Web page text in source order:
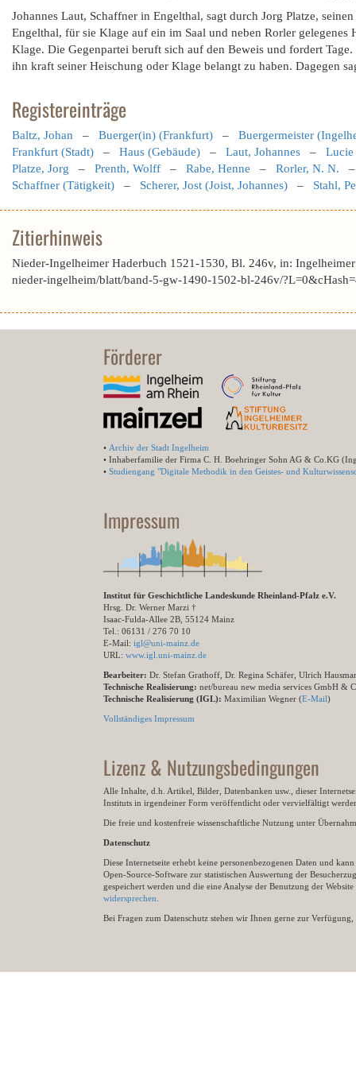
Johannes Laut, Schaffner in Engelthal, sagt durch Jorg Platze,
Engelthal, für sie Klage auf ein im Saal und neben Rorler
Klage. Die Gegenpartei beruft sich auf den Beweis und fordert
ihn kraft seiner Heischung oder Klage belangt zu haben. Dagegen
Registereinträge
Baltz, Johan – Buerger(in) (Frankfurt) – Buergermeister
Frankfurt (Stadt) – Haus (Gebäude) – Laut, Johannes –
Platze, Jorg – Prenth, Wolff – Rabe, Henne – Rorler, N. N.
Schaffner (Tätigkeit) – Scherer, Jost (Joist, Johannes) – Stahl,
Zitierhinweis
Nieder-Ingelheimer Haderbuch 1521-1530, Bl. 246v, in:
nieder-ingelheim/blatt/band-5-gw-1490-1502-bl-246v/
Förderer
• Archiv der Stadt Ingelheim
• Inhaberfamilie der Firma C. H. Boehringer Sohn AG & Co.KG
• Studiengang "Digitale Methodik in den Geistes- und
Impressum
Institut für Geschichtliche Landeskunde Rheinland-Pfalz e.V.
Hrsg. Dr. Werner Marzi †
Isaac-Fulda-Allee 2B, 55124 Mainz
Tel.: 06131 / 276 70 10
E-Mail: igl@uni-mainz.de
URL: www.igl.uni-mainz.de
Bearbeiter: Dr. Stefan Grathoff, Dr. Regina Schäfer, Ulrich
Technische Realisierung: net/bureau new media services GmbH &
Technische Realisierung (IGL): Maximilian Wegner (E-Mail)
Vollständiges Impressum
Lizenz & Nutzungsbedingungen
Alle Inhalte, d.h. Artikel, Bilder, Datenbanken usw., dieser
Instituts in irgendeiner Form veröffentlicht oder vervielfältigt
Die freie und kostenfreie wissenschaftliche Nutzung unter
Datenschutz
Diese Internetseite erhebt keine personenbezogenen Daten und
Open-Source-Software zur statistischen Auswertung der
gespeichert werden und die eine Analyse der Benutzung der
widersprechen
Bei Fragen zum Datenschutz stehen wir Ihnen gerne zur